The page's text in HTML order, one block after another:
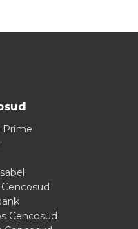
Prime
Cencosud